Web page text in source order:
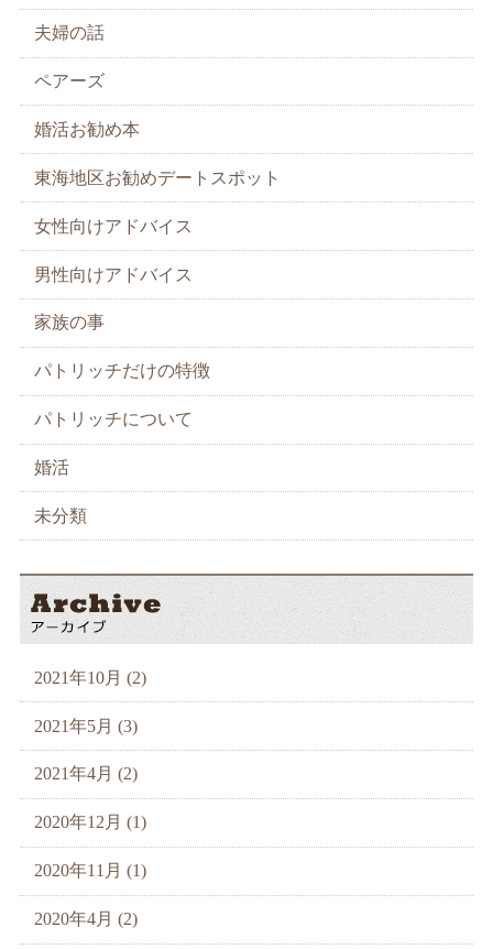
夫婦の話
ペアーズ
婚活お勧め本
東海地区お勧めデートスポット
女性向けアドバイス
男性向けアドバイス
家族の事
パトリッチだけの特徴
パトリッチについて
婚活
未分類
2021年10月 (2)
2021年5月 (3)
2021年4月 (2)
2020年12月 (1)
2020年11月 (1)
2020年4月 (2)